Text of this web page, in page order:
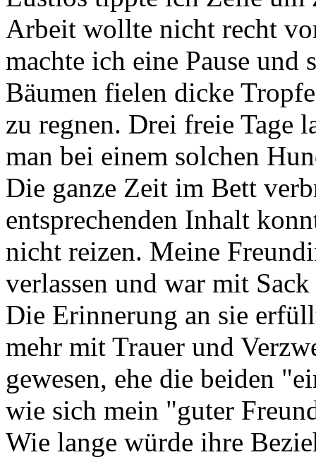
Arbeit wollte nicht recht
machte ich eine Pause und
Bäumen fielen dicke
zu regnen. Drei freie Tage
man bei einem solchen
Die ganze Zeit im Bett
entsprechenden Inhalt
nicht reizen. Meine
verlassen und war mit
Die Erinnerung an sie
mehr mit Trauer und
gewesen, ehe die beiden
wie sich mein "guter
Wie lange würde ihre